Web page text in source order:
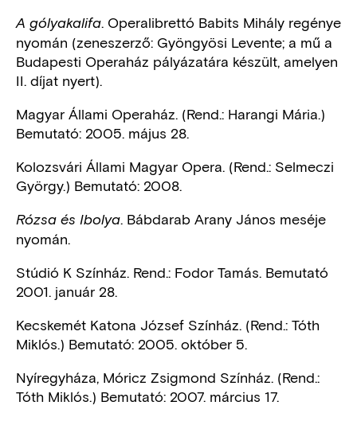
A gólyakalifa. Operalibrettó Babits Mihály regénye
nyomán (zeneszerző: Gyöngyösi Levente; a mű a
Budapesti Operaház pályázatára készült, amelyen
II. díjat nyert).
Magyar Állami Operaház. (Rend.: Harangi Mária.)
Bemutató: 2005. május 28.
Kolozsvári Állami Magyar Opera. (Rend.: Selmeczi
György.) Bemutató: 2008.
Rózsa és Ibolya. Bábdarab Arany János meséje
nyomán.
Stúdió K Színház. Rend.: Fodor Tamás. Bemutató
2001. január 28.
Kecskemét Katona József Színház. (Rend.: Tóth
Miklós.) Bemutató: 2005. október 5.
Nyíregyháza, Móricz Zsigmond Színház. (Rend.:
Tóth Miklós.) Bemutató: 2007. március 17.